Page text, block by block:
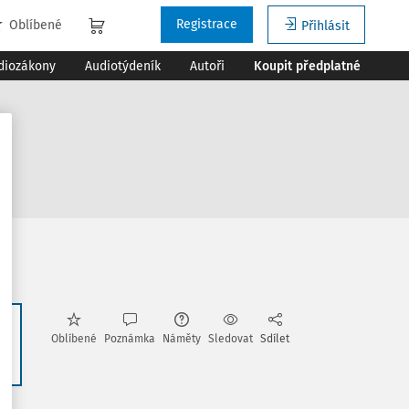
Oblíbené Přihlásit
Registrace
Audiotýdeník Autoři Koupit předplatné
Oblíbené Poznámka Náměty Sledovat Sdílet